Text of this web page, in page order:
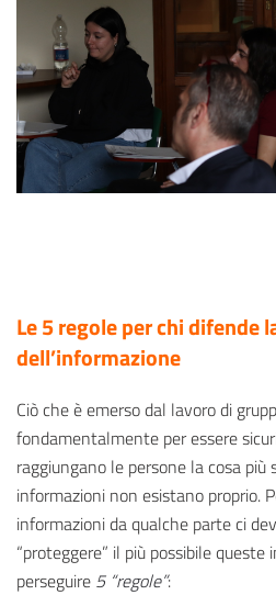
Le 5 regole per chi difende
dell’informazione
Ciò che è emerso dal lavoro di
fondamentalmente per essere
raggiungano le persone la cosa più
informazioni non esistano proprio.
informazioni da qualche parte ci
“proteggere” il più possibile
perseguire 5 “regole”: